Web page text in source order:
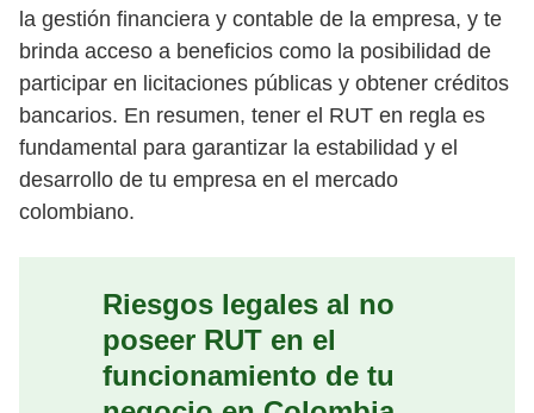
la gestión financiera y contable de la empresa, y te
brinda acceso a beneficios como la posibilidad de
participar en licitaciones públicas y obtener créditos
bancarios. En resumen, tener el RUT en regla es
fundamental para garantizar la estabilidad y el
desarrollo de tu empresa en el mercado
colombiano.
Riesgos legales al no
poseer RUT en el
funcionamiento de tu